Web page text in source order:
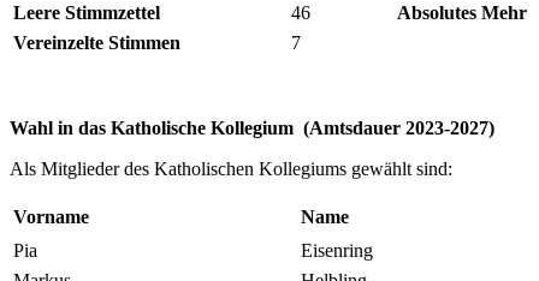
Leere Stimmzettel
46
Absolutes Mehr
Vereinzelte Stimmen
7
Wahl in das Katholische Kollegium (Amtsdauer 2023-2027)
Als Mitglieder des Katholischen Kollegiums gewählt sind:
Vorname
Name
Pia
Eisenring